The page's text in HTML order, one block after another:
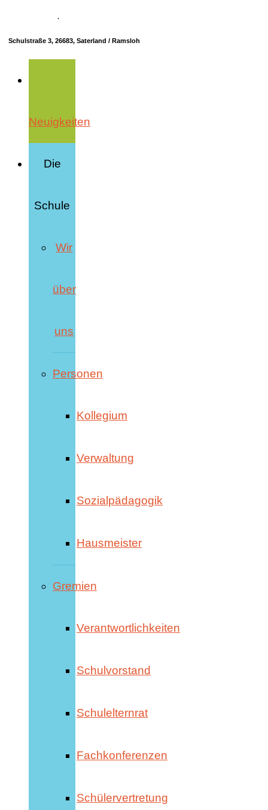
·
Schulstraße 3, 26683, Saterland / Ramsloh
Neuigkeiten
Die
Schule
Wir
über
uns
Personen
Kollegium
Verwaltung
Sozialpädagogik
Hausmeister
Gremien
Verantwortlichkeiten
Schulvorstand
Schulelternrat
Fachkonferenzen
Schülervertretung